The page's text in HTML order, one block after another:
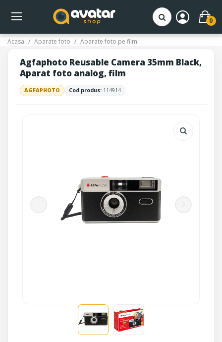
0
Acasa Aparate foto Aparate foto pe film
Agfaphoto Reusable Camera 35mm Black,
Aparat foto analog, film
AGFAPHOTO Cod produs: 114914